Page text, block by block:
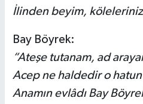
İlinden beyim,
Bay Böyrek:
“Ateşe tutanam, ad
Acep ne haldedir o
Anamın evlâdı Bay